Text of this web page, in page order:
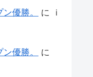
優勝。 に
ｉ
優勝。
に